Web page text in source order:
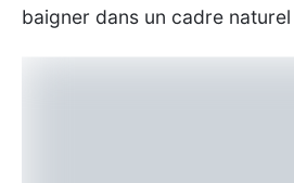
baigner dans un cadre naturel